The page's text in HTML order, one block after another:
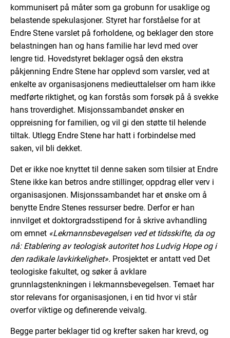
kommunisert på måter som ga grobunn for usaklige og
belastende spekulasjoner. Styret har forståelse for at
Endre Stene varslet på forholdene, og beklager den store
belastningen han og hans familie har levd med over
lengre tid. Hovedstyret beklager også den ekstra
påkjenning Endre Stene har opplevd som varsler, ved at
enkelte av organisasjonens medieuttalelser om ham ikke
medførte riktighet, og kan forstås som forsøk på å svekke
hans troverdighet. Misjonssambandet ønsker en
oppreisning for familien, og vil gi den støtte til helende
tiltak. Utlegg Endre Stene har hatt i forbindelse med
saken, vil bli dekket.
Det er ikke noe knyttet til denne saken som tilsier at Endre
Stene ikke kan betros andre stillinger, oppdrag eller verv i
organisasjonen. Misjonssambandet har et ønske om å
benytte Endre Stenes ressurser bedre. Derfor er han
innvilget et doktorgradsstipend for å skrive avhandling
om emnet «Lekmannsbevegelsen ved et tidsskifte, da og
nå: Etablering av teologisk autoritet hos Ludvig Hope og i
den radikale lavkirkelighet». Prosjektet er antatt ved Det
teologiske fakultet, og søker å avklare
grunnlagstenkningen i lekmannsbevegelsen. Temaet har
stor relevans for organisasjonen, i en tid hvor vi står
overfor viktige og definerende veivalg.
Begge parter beklager tid og krefter saken har krevd, og